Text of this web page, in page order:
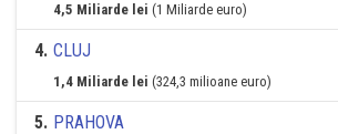
4,5 Miliarde lei (1 Miliarde euro)
4. CLUJ
1,4 Miliarde lei (324,3 milioane euro)
5. PRAHOVA